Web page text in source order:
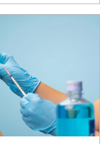
料，從2016～2019年國民
「18歲以上國人高血壓盛行
罹患高血壓，且盛行率隨年
壓患者的照護，將是新冠
的關鍵之一。